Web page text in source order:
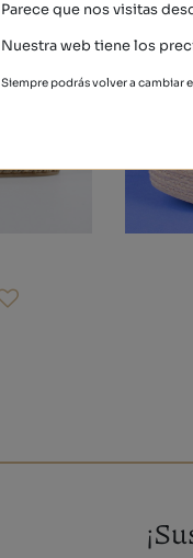
Parece que nos visitas
Nuestra web tiene los
Siempre podrás volver a cambiar